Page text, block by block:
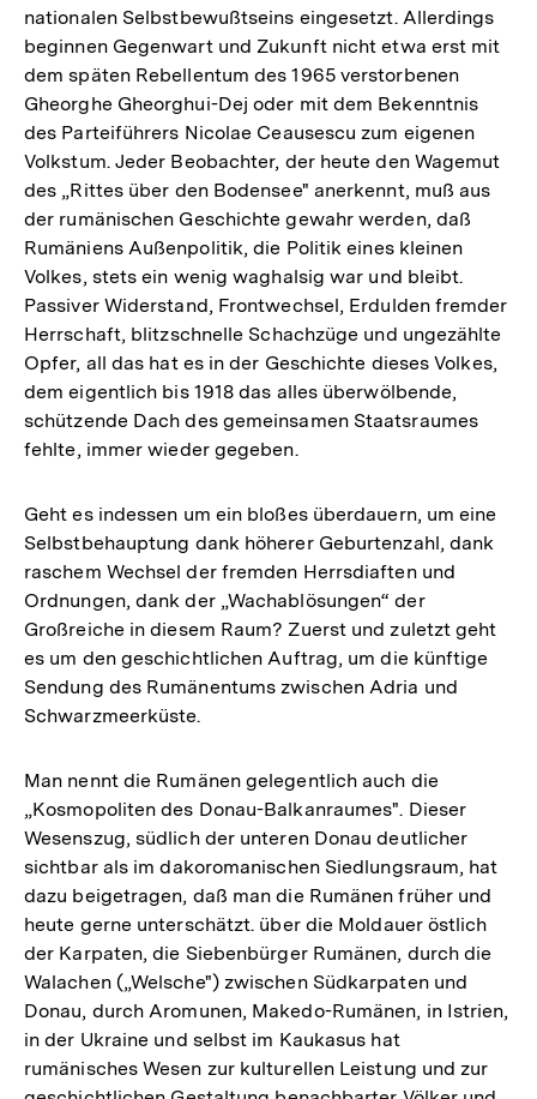
nationalen Selbstbewußtseins eingesetzt. Allerdings
beginnen Gegenwart und Zukunft nicht etwa erst mit
dem späten Rebellentum des 1965 verstorbenen
Gheorghe Gheorghui-Dej oder mit dem Bekenntnis
des Parteiführers Nicolae Ceausescu zum eigenen
Volkstum. Jeder Beobachter, der heute den Wagemut
des „Rittes über den Bodensee" anerkennt, muß aus
der rumänischen Geschichte gewahr werden, daß
Rumäniens Außenpolitik, die Politik eines kleinen
Volkes, stets ein wenig waghalsig war und bleibt.
Passiver Widerstand, Frontwechsel, Erdulden fremder
Herrschaft, blitzschnelle Schachzüge und ungezählte
Opfer, all das hat es in der Geschichte dieses Volkes,
dem eigentlich bis 1918 das alles überwölbende,
schützende Dach des gemeinsamen Staatsraumes
fehlte, immer wieder gegeben.
Geht es indessen um ein bloßes überdauern, um eine
Selbstbehauptung dank höherer Geburtenzahl, dank
raschem Wechsel der fremden Herrsdiaften und
Ordnungen, dank der „Wachablösungen“ der
Großreiche in diesem Raum? Zuerst und zuletzt geht
es um den geschichtlichen Auftrag, um die künftige
Sendung des Rumänentums zwischen Adria und
Schwarzmeerküste.
Man nennt die Rumänen gelegentlich auch die
„Kosmopoliten des Donau-Balkanraumes". Dieser
Wesenszug, südlich der unteren Donau deutlicher
sichtbar als im dakoromanischen Siedlungsraum, hat
dazu beigetragen, daß man die Rumänen früher und
heute gerne unterschätzt. über die Moldauer östlich
der Karpaten, die Siebenbürger Rumänen, durch die
Walachen („Welsche") zwischen Südkarpaten und
Donau, durch Aromunen, Makedo-Rumänen, in Istrien,
in der Ukraine und selbst im Kaukasus hat
rumänisches Wesen zur kulturellen Leistung und zur